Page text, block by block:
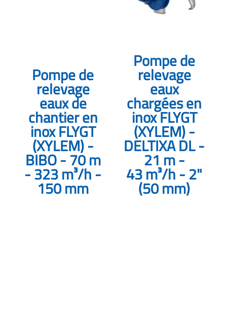
Pompe de
relevage
eaux de
chantier en
inox FLYGT
(XYLEM) -
BIBO - 70 m
- 323 m³/h -
150 mm
Pompe de
relevage
eaux
chargées en
inox FLYGT
(XYLEM) -
DELTIXA DL -
21 m -
43 m³/h - 2"
(50 mm)